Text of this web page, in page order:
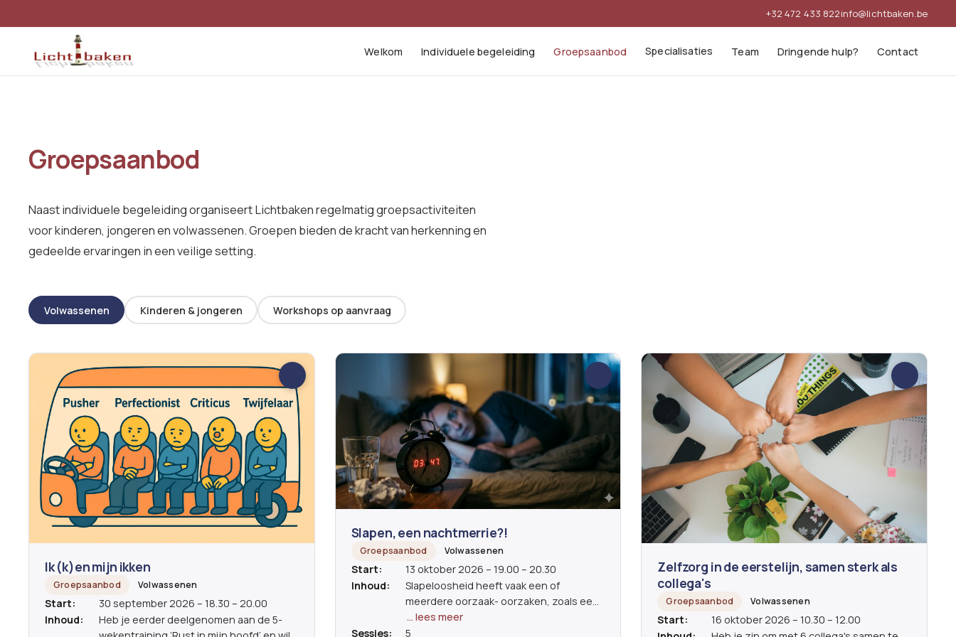
+32 472 433 822info@lichtbaken.be
Welkom Individuele begeleiding Groepsaanbod Specialisaties Team Dringende hulp? Contact
Groepsaanbod
Naast individuele begeleiding organiseert Lichtbaken regelmatig groepsactiviteiten
voor kinderen, jongeren en volwassenen. Groepen bieden de kracht van herkenning en
gedeelde ervaringen in een veilige setting.
Volwassenen Kinderen & jongeren Workshops op aanvraag
Ik (k)en mijn ikken
Groepsaanbod Volwassenen
Start:
30 september 2026 – 18.30 – 20.00
Inhoud:
Heb je eerder deelgenomen aan de 5-
Slapen, een nachtmerrie?!
Groepsaanbod Volwassenen
Start:
13 oktober 2026 – 19.00 – 20.30
Inhoud:
Slapeloosheid heeft vaak een of
meerdere oorzaak- oorzaken, zoals een
levensgebeurtenis, stress, medische
redenen,... Als de oorzaak wordt
… lees meer
Sessies:
5
Zelfzorg in de eerstelijn, samen sterk als
collega's
Groepsaanbod Volwassenen
Start:
16 oktober 2026 – 10.30 – 12.00